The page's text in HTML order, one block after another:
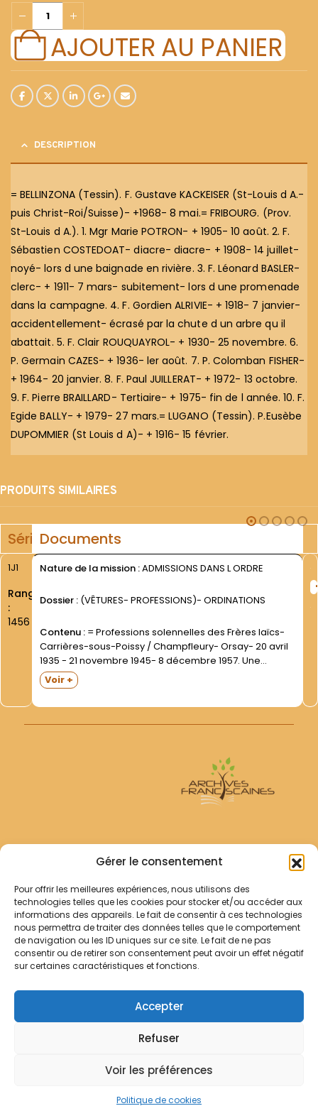
Gérer le consentement
Pour offrir les meilleures expériences, nous utilisons des
technologies telles que les cookies pour stocker et/ou accéder aux
informations des appareils. Le fait de consentir à ces technologies
nous permettra de traiter des données telles que le comportement
de navigation ou les ID uniques sur ce site. Le fait de ne pas
consentir ou de retirer son consentement peut avoir un effet négatif
sur certaines caractéristiques et fonctions.
Accepter
Refuser
Voir les préférences
Politique de cookies
AJOUTER AU PANIER
DESCRIPTION
= BELLINZONA (Tessin). F. Gustave KACKEISER (St-Louis d A.-
puis Christ-Roi/Suisse)- +1968- 8 mai.= FRIBOURG. (Prov.
St-Louis d A.). 1. Mgr Marie POTRON- + 1905- 10 août. 2. F.
Sébastien COSTEDOAT- diacre- diacre- + 1908- 14 juillet-
noyé- lors d une baignade en rivière. 3. F. Léonard BASLER-
clerc- + 1911- 7 mars- subitement- lors d une promenade
dans la campagne. 4. F. Gordien ALRIVIE- + 1918- 7 janvier-
accidentellement- écrasé par la chute d un arbre qu il
abattait. 5. F. Clair ROUQUAYROL- + 1930- 25 novembre. 6.
P. Germain CAZES- + 1936- ler août. 7. P. Colomban FISHER-
+ 1964- 20 janvier. 8. F. Paul JUILLERAT- + 1972- 13 octobre.
9. F. Pierre BRAILLARD- Tertiaire- + 1975- fin de l année. 10. F.
Egide BALLY- + 1979- 27 mars.= LUGANO (Tessin). P.Eusèbe
DUPOMMIER (St Louis d A)- + 1916- 15 février.
PRODUITS SIMILAIRES
SérieDocuments
1J1
Rang
:
1456
Nature de la mission :ADMISSIONS DANS L ORDRE
Dossier : (VÊTURES- PROFESSIONS)- ORDINATIONS
Contenu := Professions solennelles des Frères laïcs-
Carrières-sous-Poissy / Champfleury- Orsay- 20 avril
1935 - 21 novembre 1945- 8 décembre 1957. Une
dizaine de professions.Cahier écolier à couverture
mauve- marque ""Chante Clair"". = Professions
Voir +
Archives Franciscaines
RECHERCHER
Comment chercher ?
Les archives
Notre démarche
Contact